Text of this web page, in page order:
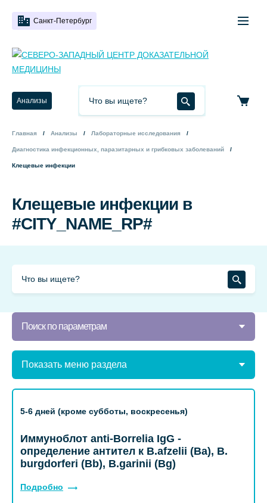
Санкт-Петербург
Анализы
Главная Анализы Лабораторные исследования
Диагностика инфекционных, паразитарных и грибковых заболеваний
Клещевые инфекции
Клещевые инфекции в
#CITY_NAME_RP#
Поиск по параметрам
Показать меню раздела
5-6 дней (кроме субботы, воскресенья)
Иммуноблот anti-Borrelia IgG -
определение антител к B.afzelii (Ba), B.
burgdorferi (Bb), B.garinii (Bg)
Подробно